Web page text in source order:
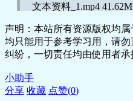
文本资料_1.mp4
出选题 文案_1.mp4
11-AI文本创作：AI搞
搞起来！_1.mp4
出高级图_1.mp4 37.9MB
13-AI视频创作：智能
声明：本站所有资源版权均
均只能用于参考学习用，请
纠纷，一切责任均由使用者承
小助手
分享 收藏 点赞(0)